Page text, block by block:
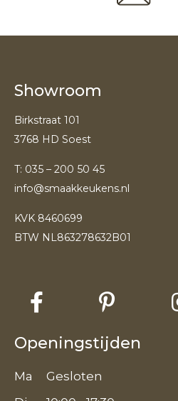
Showroom
Birkstraat 101
3768 HD Soest
T: 035 – 200 50 45
info@smaakkeukens.nl
KVK 8460699
BTW NL863278632B01
Openingstijden
Ma
Gesloten